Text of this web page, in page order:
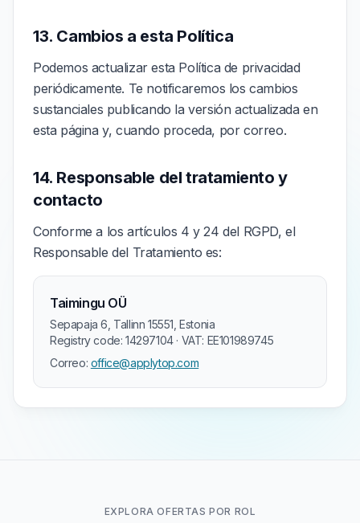
13. Cambios a esta Política
Podemos actualizar esta Política de privacidad
periódicamente. Te notificaremos los cambios
sustanciales publicando la versión actualizada en
esta página y, cuando proceda, por correo.
14. Responsable del tratamiento y
contacto
Conforme a los artículos 4 y 24 del RGPD, el
Responsable del Tratamiento es:
Taimingu OÜ
Sepapaja 6, Tallinn 15551, Estonia
Registry code: 14297104 · VAT: EE101989745
Correo: office@applytop.com
EXPLORA OFERTAS POR ROL